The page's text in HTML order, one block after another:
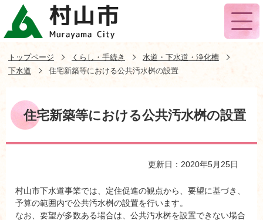
トップページ くらし・手続き
水道・下水道・浄化槽
下水道
住宅新築等における公共汚水桝の設置
住宅新築等における公共汚水桝の設置
更新日：2020年5月25日
村山市下水道事業では、定住促進の観点から、要望に基づき、
予算の範囲内で公共汚水桝の設置を行います。
なお、要望が多数ある場合は、公共汚水桝を設置できない場合